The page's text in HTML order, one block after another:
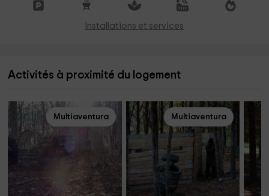
Installations et services
Activités à proximité du logement
Multiaventura Multiaventura